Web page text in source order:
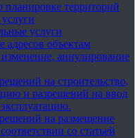
планировке территорий
услуги
адресов объектам
аннулирование
на строительство,
и разрешений на ввод
на размещение
со статьей